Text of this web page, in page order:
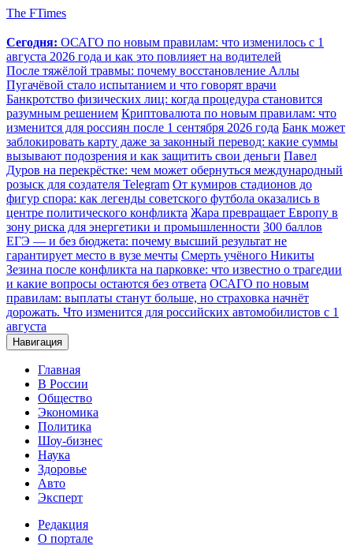
The FTimes
Сегодня: ОСАГО по новым правилам: что изменилось с 1
августа 2026 года и как это повлияет на водителей
После тяжёлой травмы: почему восстановление Аллы
Пугачёвой стало испытанием и что говорят врачи
Банкротство физических лиц: когда процедура становится
разумным решением Криптовалюта по новым правилам: что
изменится для россиян после 1 сентября 2026 года Банк может
заблокировать карту даже за законный перевод: какие суммы
вызывают подозрения и как защитить свои деньги Павел
Дуров на перекрёстке: чем может обернуться международный
розыск для создателя Telegram От кумиров стадионов до
фигур спора: как легенды советского футбола оказались в
центре политического конфликта Жара превращает Европу в
зону риска для энергетики и промышленности 300 баллов
ЕГЭ — и без бюджета: почему высший результат не
гарантирует место в вузе мечты Смерть учёного Никиты
Зезина после конфликта на парковке: что известно о трагедии
и какие вопросы остаются без ответа ОСАГО по новым
правилам: выплаты станут больше, но страховка начнёт
дорожать. Что изменится для российских автомобилистов с 1
августа
Навигация
Главная
В России
Общество
Экономика
Политика
Шоу-бизнес
Наука
Здоровье
Авто
Эксперт
Редакция
О портале